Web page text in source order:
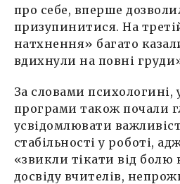
про себе, вперше
призупинитися. На
натхнення» багато
вдихнули на повні
За словами психологині,
програми також почали
усвідомлювати
стабільності у роботі,
«звикли тікати від болю
досвіду вчителів,